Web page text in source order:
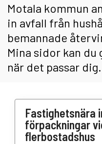
Motala kommun
in avfall från
bemannade
Mina sidor kan du
när det passar dig.
Fastighetsnära
förpackningar
flerbostadshus